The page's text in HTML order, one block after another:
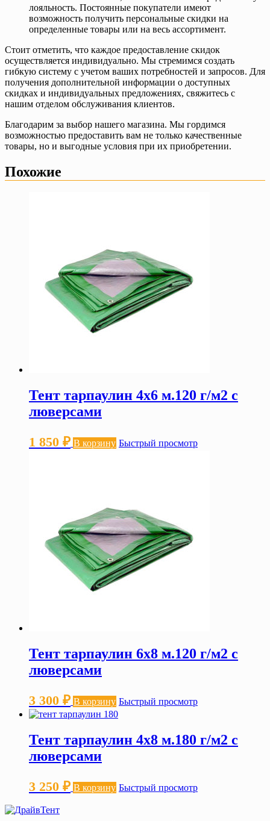
лояльность. Постоянные покупатели имеют
возможность получить персональные скидки на
определенные товары или на весь ассортимент.
Стоит отметить, что каждое предоставление скидок
осуществляется индивидуально. Мы стремимся создать
гибкую систему с учетом ваших потребностей и запросов. Для
получения дополнительной информации о доступных
скидках и индивидуальных предложениях, свяжитесь с
нашим отделом обслуживания клиентов.
Благодарим за выбор нашего магазина. Мы гордимся
возможностью предоставить вам не только качественные
товары, но и выгодные условия при их приобретении.
Похожие
Тент тарпаулин 4х6 м.120 г/м2 с
люверсами
1 850 ₽ В корзину Быстрый просмотр
Тент тарпаулин 6х8 м.120 г/м2 с
люверсами
3 300 ₽ В корзину Быстрый просмотр
Тент тарпаулин 4х8 м.180 г/м2 с
люверсами
3 250 ₽ В корзину Быстрый просмотр